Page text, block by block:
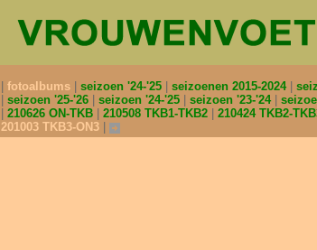
fotoalbums seizoen '24-'25 seizoenen 2015-2024
seizoen '25-'26
seizoen '24-'25 seizoen '23-'24
210626 ON-TKB
210508 TKB1-TKB2 210424 TKB2-
201003 TKB3-ON3